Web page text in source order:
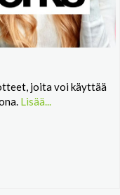
joita voi käyttää
Lisää...